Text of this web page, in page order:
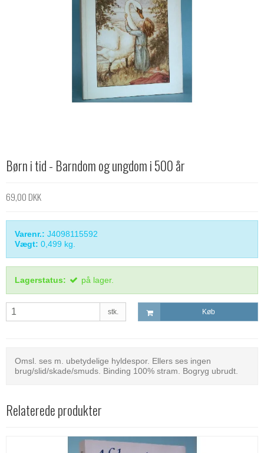
Børn i tid - Barndom og ungdom i 500 år
69,00 DKK
Varenr.: J4098115592
Vægt: 0,499 kg.
Lagerstatus: på lager.
stk. Køb
Omsl. ses m. ubetydelige hyldespor. Ellers ses ingen
brug/slid/skade/smuds. Binding 100% stram. Bogryg ubrudt.
Relaterede produkter